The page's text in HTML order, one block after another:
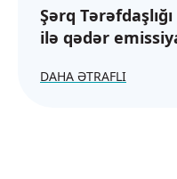
Şərq
ilə qədər
DAHA ƏTRAFLI